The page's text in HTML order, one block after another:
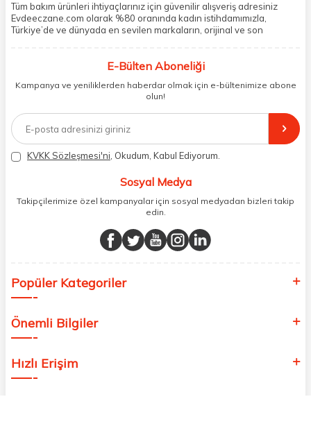
Tüm bakım ürünleri ihtiyaçlarınız için güvenilir alışveriş adresiniz
Evdeeczane.com olarak %80 oranında kadın istihdamımızla,
Türkiye’de ve dünyada en sevilen markaların, orijinal ve son
paketliyoruz. Herhangi bir durumdan dolayı olumsuz olarak geri
müşteri temsilcilerimiz aracılığı ile gerekli tüm desteği sağlıyoruz.
2017 yılından bugüne, yüzlerce marka ve binlerce ürün seçeneğini
doğrudan markalardan ya da markaların yetkili Türkiye
distribütörlerinden faturalı olarak tedarik ediyor ve müşterilerimize
aynı şekilde faturalı ve orijinal ambalajlarda gönderim sağlıyoruz.
Paketleme sürecinde geri dönüştürülebilir malzemeler kullanarak
atık oranımızı en aza indiriyor ve daha yaşanabilir bir dünya
E-Bülten Aboneliği
Kampanya ve yeniliklerden haberdar olmak için e-bültenimize abone
olun!
KVKK Sözleşmesi'ni, Okudum, Kabul Ediyorum.
Sosyal Medya
Takipçilerimize özel kampanyalar için sosyal medyadan bizleri takip
edin.
Popüler Kategoriler
Önemli Bilgiler
Hızlı Erişim